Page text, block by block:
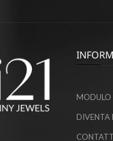
MODULO
DIVENTA